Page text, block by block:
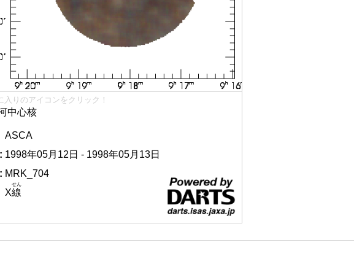
りのアイコンをクリック！
中心核
ASCA
: 1998年05月12日 - 1998年05月13日
: MRK_704
X線
せん